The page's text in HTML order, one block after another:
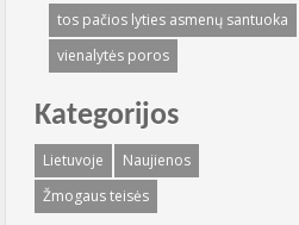
tos pačios lyties asmenų santuoka
vienalytės poros
Kategorijos
Lietuvoje
Naujienos
Žmogaus teisės